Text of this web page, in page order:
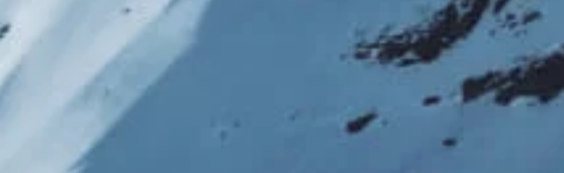
Contact
Envoyer !